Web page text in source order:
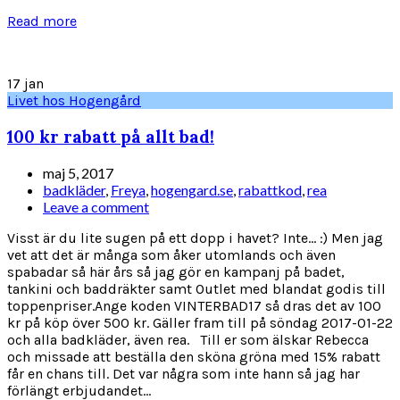
Read more
17 jan
Livet hos Hogengård
100 kr rabatt på allt bad!
maj 5, 2017
badkläder, Freya,hogengard.se,rabattkod,rea
Leave a comment
Visst är du lite sugen på ett dopp i havet? Inte... :) Men jag
vet att det är många som åker utomlands och även
spabadar så här års så jag gör en kampanj på badet,
tankini och baddräkter samt Outlet med blandat godis till
toppenpriser.Ange koden VINTERBAD17 så dras det av 100
kr på köp över 500 kr. Gäller fram till på söndag 2017-01-22
och alla badkläder, även rea. Till er som älskar Rebecca
och missade att beställa den sköna gröna med 15% rabatt
får en chans till. Det var några som inte hann så jag har
förlängt erbjudandet...